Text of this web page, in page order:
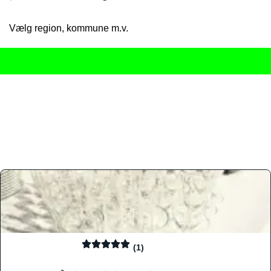
Vælg region, kommune m.v.
(1)